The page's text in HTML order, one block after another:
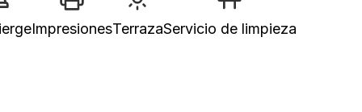
ImpresionesTerrazaServicio de limpieza